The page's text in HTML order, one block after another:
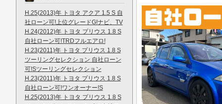
H.25(2013)年 トヨタ アクア 1.5 S 自
社ローン可!上位グレードG!ナビ、TV
H.24(2012)年 トヨタ プリウス 1.8 S
自社ローン可!TRDフルエアロ!
H.23(2011)年 トヨタ プリウス 1.8 S
ツーリングセレクション 自社ローン
可!Sツーリングセレクション
H.23(2011)年 トヨタ プリウス 1.8 S
自社ローン可!ワンオーナー!S
H.25(2013)年 トヨタ プリウス 1.8 S